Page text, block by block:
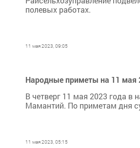
полевых работах.
11 мая 2023, 09:05
Народные приметы на 11 мая
В четверг 11 мая 2023 года в
Мамантий. По приметам дня
11 мая 2023, 05:15